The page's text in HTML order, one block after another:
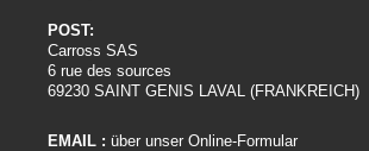
POST:
Carross SAS
6 rue des sources
69230 SAINT GENIS LAVAL (FRANKREICH)
EMAIL : über unser Online-Formular